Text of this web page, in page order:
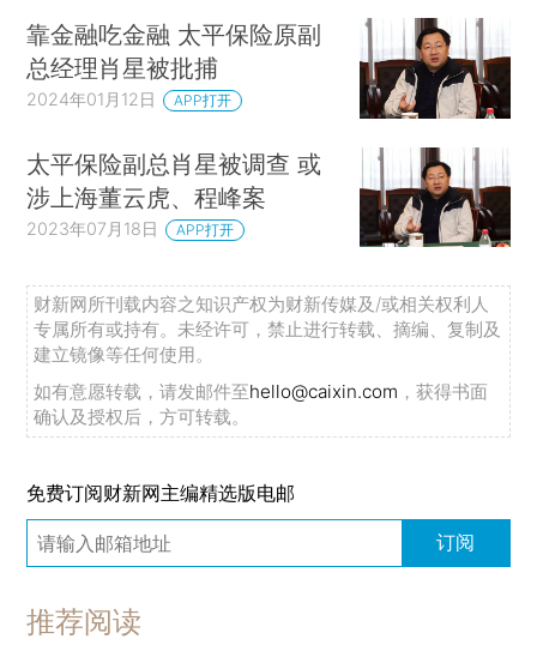
靠金融吃金融 太平保险原副
总经理肖星被批捕
2024年01月12日 APP打开
太平保险副总肖星被调查 或
涉上海董云虎、程峰案
2023年07月18日 APP打开
财新网所刊载内容之知识产权为财新传媒及/或相关权利人
专属所有或持有。未经许可，禁止进行转载、摘编、复制及
建立镜像等任何使用。
如有意愿转载，请发邮件至hello@caixin.com ，获得书面
确认及授权后，方可转载。
免费订阅财新网主编精选版电邮
订阅
推荐阅读